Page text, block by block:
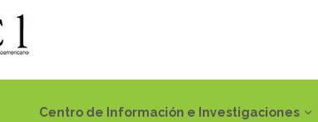
Centro de Información e Investigaciones